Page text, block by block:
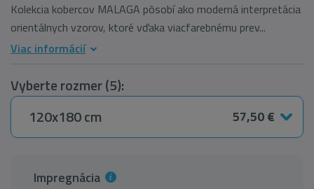
Kolekcia kobercov MALAGA pôsobí ako moderná interpretácia
orientálnych vzorov, ktoré vďaka viacfarebnému prev...
Viac informácií
Vyberte rozmer (5):
120x180 cm
57,50 €
Impregnácia